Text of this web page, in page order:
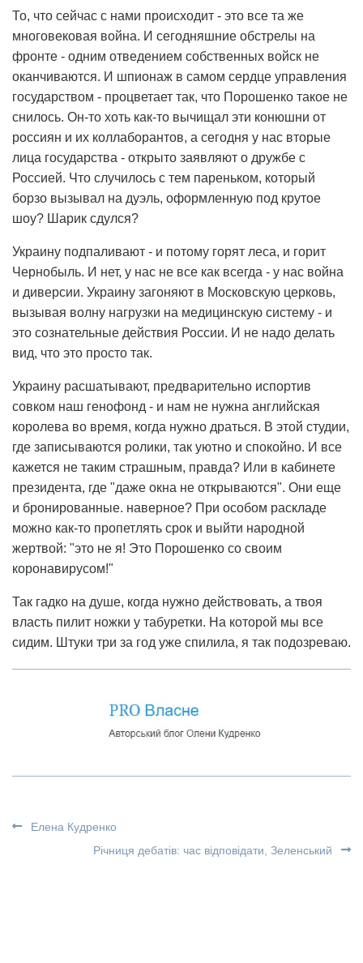
То, что сейчас с нами происходит - это все та же
многовековая война. И сегодняшние обстрелы на
фронте - одним отведением собственных войск не
оканчиваются. И шпионаж в самом сердце управления
государством - процветает так, что Порошенко такое не
снилось. Он-то хоть как-то вычищал эти конюшни от
россиян и их коллаборантов, а сегодня у нас вторые
лица государства - открыто заявляют о дружбе с
Россией. Что случилось с тем пареньком, который
борзо вызывал на дуэль, оформленную под крутое
шоу? Шарик сдулся?
Украину подпаливают - и потому горят леса, и горит
Чернобыль. И нет, у нас не все как всегда - у нас война
и диверсии. Украину загоняют в Московскую церковь,
вызывая волну нагрузки на медицинскую систему - и
это сознательные действия России. И не надо делать
вид, что это просто так.
Украину расшатывают, предварительно испортив
совком наш генофонд - и нам не нужна английская
королева во время, когда нужно драться. В этой студии,
где записываются ролики, так уютно и спокойно. И все
кажется не таким страшным, правда? Или в кабинете
президента, где "даже окна не открываются". Они еще
и бронированные. наверное? При особом раскладе
можно как-то пропетлять срок и выйти народной
жертвой: "это не я! Это Порошенко со своим
коронавирусом!"
Так гадко на душе, когда нужно действовать, а твоя
власть пилит ножки у табуретки. На которой мы все
сидим. Штуки три за год уже спилила, я так подозреваю.
Елена Кудренко
Річниця дебатів: час відповідати, Зеленський